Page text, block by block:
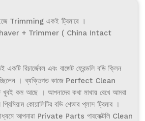
Trimming একই ট্রিমারে ।
+ Trimmer ( China Intact
একটি রিচার্জেবল এবং বাজেট ফ্রেন্ডলি বডি ক্লিন
চাচ্ছিলেন । ব্যক্তিগত কাজে Perfect Clean
খুবই কম আছে । আপনাদের কথা মাথায় রেখে আমরা
কোয়ালিটির বডি শেভার প্লাস ট্রিমার ।
আপনারা Private Parts পারফেক্টলি Clean